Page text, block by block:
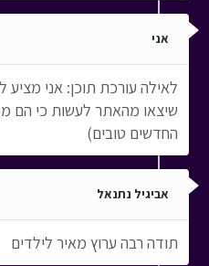
אני
לאילה עורכת תוכן: אני
שיצאו מהאתר לעשות כי הם
החדשים טובים)
אביגיל נתנאל
תודה רבה ערוץ מאיר לילדים